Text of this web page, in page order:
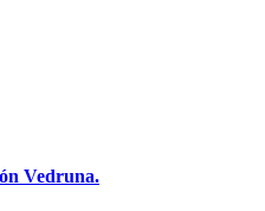
Vedruna.